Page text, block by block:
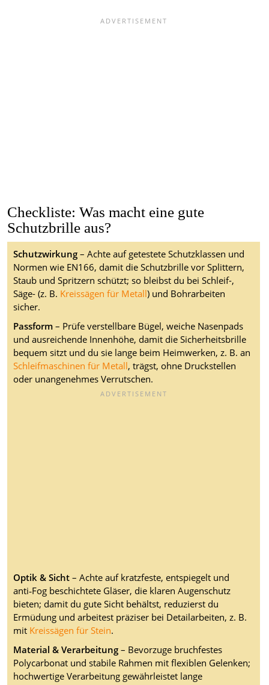
Checkliste: Was macht eine gute
Schutzbrille aus?
Schutzwirkung– Achte auf getestete Schutzklassen und
Normen wie EN166, damit die Schutzbrille vor Splittern,
Staub und Spritzern schützt; so bleibst du bei Schleif-,
Säge- (z. B. Kreissägen für Metall) und Bohrarbeiten
sicher.
Passform– Prüfe verstellbare Bügel, weiche Nasenpads
und ausreichende Innenhöhe, damit die Sicherheitsbrille
bequem sitzt und du sie lange beim Heimwerken, z. B. an
Schleifmaschinen für Metall, trägst, ohne Druckstellen
oder unangenehmes Verrutschen.
Optik & Sicht– Achte auf kratzfeste, entspiegelt und
anti‑Fog beschichtete Gläser, die klaren Augenschutz
bieten; damit du gute Sicht behältst, reduzierst du
Ermüdung und arbeitest präziser bei Detailarbeiten, z. B.
mit Kreissägen für Stein.
Material & Verarbeitung– Bevorzuge bruchfestes
Polycarbonat und stabile Rahmen mit flexiblen Gelenken;
hochwertige Verarbeitung gewährleistet lange